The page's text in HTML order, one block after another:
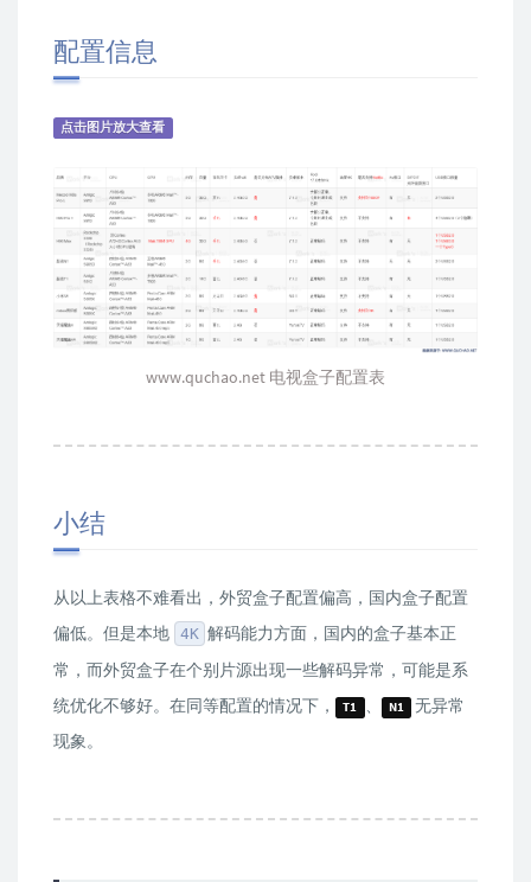
配置信息
点击图片放大查看
www.quchao.net 电视盒子配置表
小结
从以上表格不难看出，外贸盒子配置偏高，国内盒子配置
偏低。但是本地 4K 解码能力方面，国内的盒子基本正
常，而外贸盒子在个别片源出现一些解码异常，可能是系
统优化不够好。在同等配置的情况下，
T1 、 N1
无异常
现象。